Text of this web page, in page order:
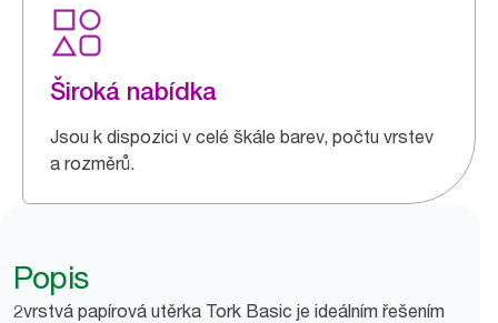
Široká nabídka
Jsou k dispozici v celé škále barev, počtu vrstev
a rozměrů.
Popis
2vrstvá papírová utěrka Tork Basic je ideálním řešením